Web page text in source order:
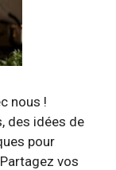
nous !
des idées de
pour
vos